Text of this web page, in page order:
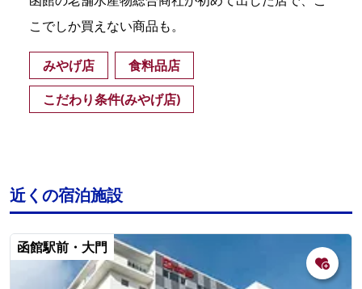
こでしか買えない商品も。
みやげ店
食料品店
こだわり条件(みやげ店)
近くの宿泊施設
函館駅前・大門